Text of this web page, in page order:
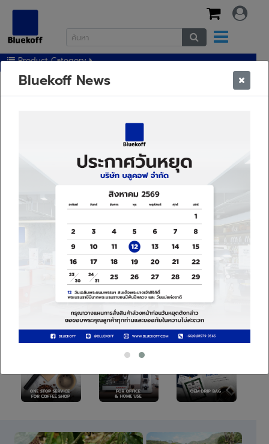
Product Category
KEEN COFFEE EXPERIENCE
Bluekoff News